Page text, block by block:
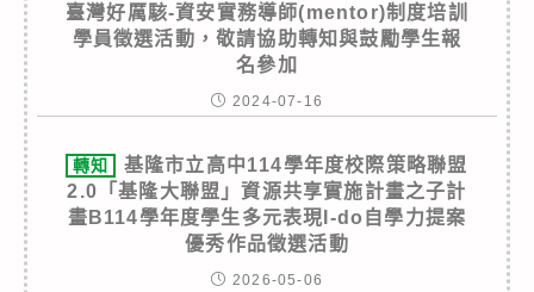
臺灣好厲駭-資安實務導師(mentor)制度培訓
學員徵選活動，敬請協助轉知與鼓勵學生報
名參加
2024-07-16
轉知
基隆市立高中114學年度校際策略聯盟
2.0「基隆大聯盟」資源共享實施計畫之子計
畫B114學年度學生多元表現I-do自學力提案
優秀作品徵選活動
2026-05-06